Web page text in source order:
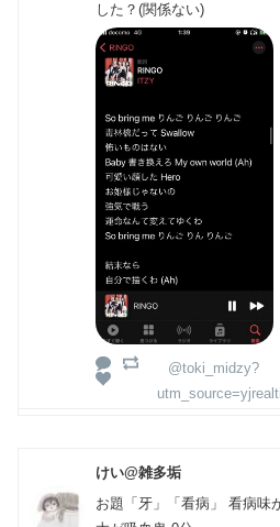
した？(関係ない)
@toki_midzy?
けい@雑多垢
お題「牙」「看病」 看病味